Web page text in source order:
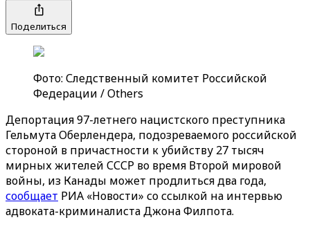
Поделиться
Фото: Следственный комитет Российской
Федерации / Others
Депортация 97-летнего нацистского преступника
Гельмута Оберлендера, подозреваемого российской
стороной в причастности к убийству 27 тысяч
мирных жителей СССР во время Второй мировой
войны, из Канады может продлиться два года,
сообщает РИА «Новости» со ссылкой на интервью
адвоката-криминалиста Джона Филпота.